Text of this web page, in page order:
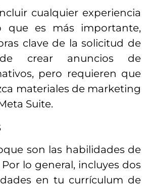
cualquier experiencia
que es más importante,
clave de la solicitud de
crear anuncios de
pero requieren que
materiales de marketing
Suite.
son las habilidades de
lo general, incluyes dos
en tu currículum de